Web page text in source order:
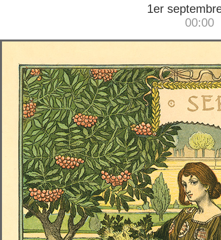
1er
00:00